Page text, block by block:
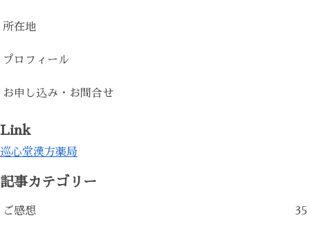
所在地
プロフィール
お申し込み・お問合せ
Link
巡心堂漢方薬局
記事カテゴリー
ご感想 35